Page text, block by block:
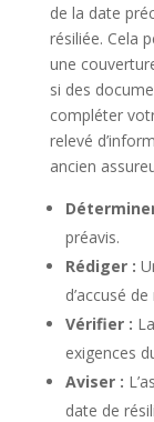
de la date
résiliée. Cela
une
si des
compléter
relevé
ancien
préavis.
Rédiger :
d’accusé
Vérifier :
exigences
Aviser :
date de